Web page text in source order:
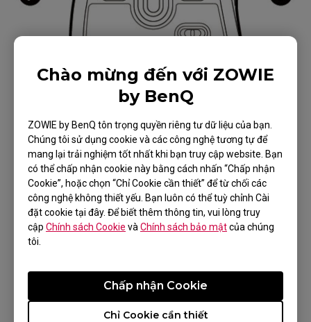
Chào mừng đến với ZOWIE
by BenQ
ZOWIE by BenQ tôn trọng quyền riêng tư dữ liệu của bạn.
Chúng tôi sử dụng cookie và các công nghệ tương tự để
mang lại trải nghiệm tốt nhất khi bạn truy cập website. Bạn
có thể chấp nhận cookie này bằng cách nhấn “Chấp nhận
Cookie”, hoặc chọn “Chỉ Cookie cần thiết” để từ chối các
công nghệ không thiết yếu. Bạn luôn có thể tuỳ chỉnh Cài
đặt cookie tại đây. Để biết thêm thông tin, vui lòng truy
cập Chính sách Cookie và Chính sách bảo mậtcủa chúng
tôi.
Chỉ Cookie cần thiết
Chấp nhận Cookie
Các sản phẩm phù hợp